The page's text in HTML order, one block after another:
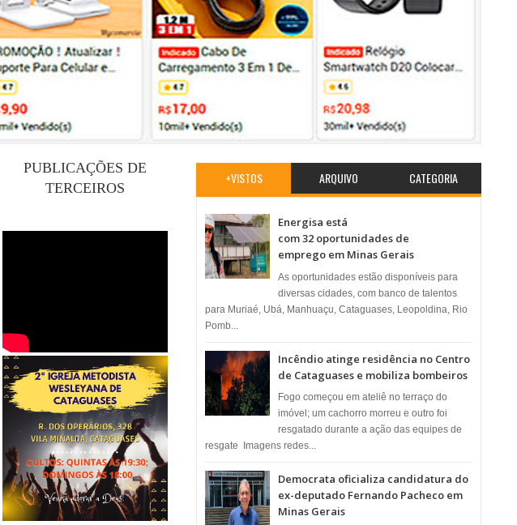
+VISTOS ARQUIVO CATEGORIA
Energisa está
com 32 oportunidades de
emprego em Minas Gerais
As oportunidades estão disponíveis para
diversas cidades, com banco de talentos
para Muriaé, Ubá, Manhuaçu, Cataguases, Leopoldina, Rio
Pomb...
Incêndio atinge residência no Centro
de Cataguases e mobiliza bombeiros
​Fogo começou em ateliê no terraço do
imóvel; um cachorro morreu e outro foi
resgatado durante a ação das equipes de
resgate ​ Imagens redes...
Democrata oficializa candidatura do
ex-deputado Fernando Pacheco em
Minas Gerais
PUBLICAÇÕES DE
TERCEIROS